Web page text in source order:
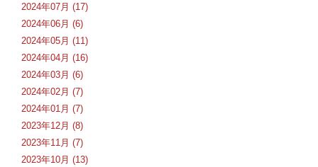
2024年07月 (17)
2024年06月 (6)
2024年05月 (11)
2024年04月 (16)
2024年03月 (6)
2024年02月 (7)
2024年01月 (7)
2023年12月 (8)
2023年11月 (7)
2023年10月 (13)